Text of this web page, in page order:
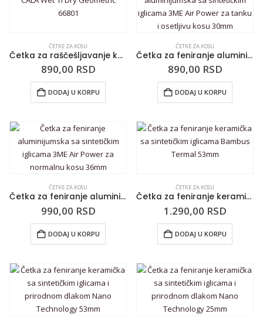
ČETKE ZA KOSU
Četka za raščešljavanje kose CALA Wet ‘n Dry Geometric 66801
890,00 RSD
DODAJ U KORPU
ČETKE ZA KOSU
Četka za feniranje aluminijumska sa sintetičkim iglicama 3ME Air Power za tanku i osetljivu kosu 30mm
890,00 RSD
DODAJ U KORPU
ČETKE ZA KOSU
Četka za feniranje aluminijumska sa sintetičkim iglicama 3ME Air Power za normalnu kosu 36mm
990,00 RSD
DODAJ U KORPU
ČETKE ZA KOSU
Četka za feniranje keramička sa sintetičkim iglicama Bambus Termal 53mm
1.290,00 RSD
DODAJ U KORPU